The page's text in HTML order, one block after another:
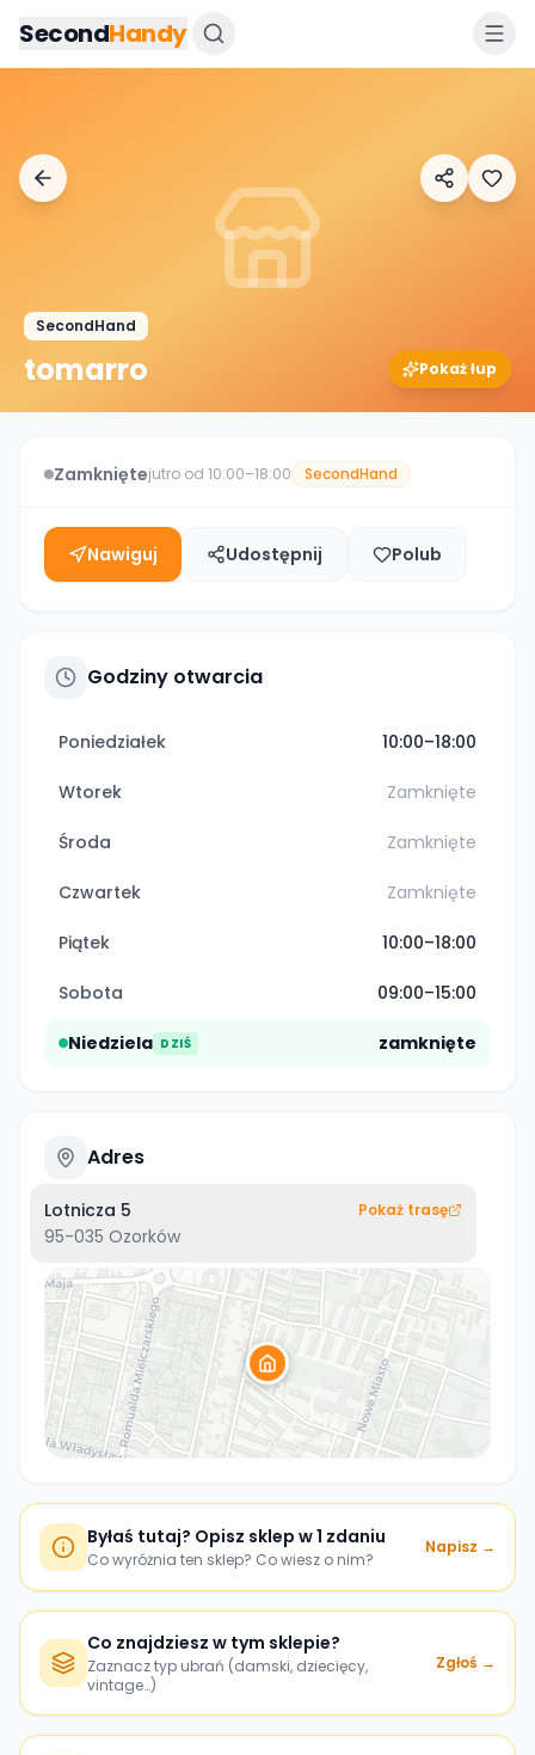
SecondHandy
SecondHand
tomarro Pokaż łup
Zamkniętejutro od 10:00–18:00 SecondHand
Nawiguj Udostępnij Polub
Godziny otwarcia
Poniedziałek 10:00–18:00
Wtorek Zamknięte
Środa Zamknięte
Czwartek Zamknięte
Piątek 10:00–18:00
Sobota 09:00–15:00
Niedziela DZIŚ zamknięte
Adres
Lotnicza 5
95-035 Ozorków
Pokaż trasę
Byłaś tutaj? Opisz sklep w 1 zdaniu
Co wyróżnia ten sklep? Co wiesz o nim?
Napisz →
Co znajdziesz w tym sklepie?
Zaznacz typ ubrań (damski, dziecięcy,
vintage…)
Zgłoś →